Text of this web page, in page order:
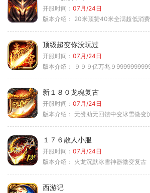
开服时间： 07月/24日
版本介绍： 20米顶赞40米全满超低消
顶级超变你没玩过
开服时间： 07月/24日
版本介绍：
９９９亿万兆９999999999999
新１８０龙魂复古
开服时间： 07月/24日
版本介绍： 无赞助无回馈中变冰雪微变
１７６散人小服
开服时间： 07月/24日
版本介绍： 火龙沉默冰雪神器微变复古
西游记